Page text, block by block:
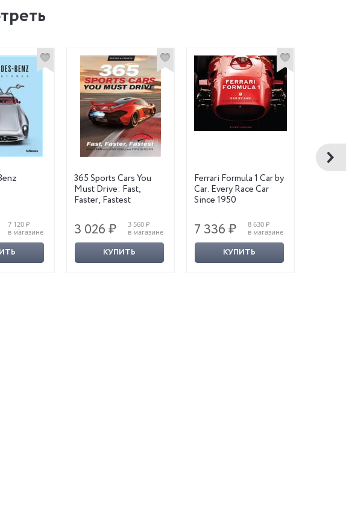
7 120 ₽
в магазине
365 Sports Cars You
Must Drive: Fast,
Faster, Fastest
3 026 ₽
3 560 ₽
в магазине
КУПИТЬ
Ferrari Formula 1 Car by
Car. Every Race Car
Since 1950
7 336 ₽
8 630 ₽
в магазине
КУПИТЬ